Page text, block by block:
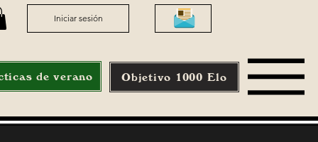
Iniciar sesión
de verano Objetivo 1000 Elo